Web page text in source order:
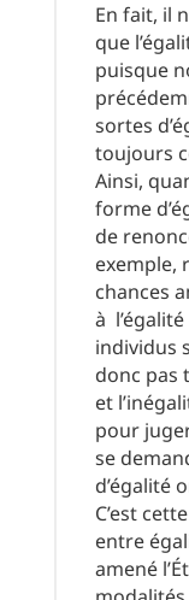
En fait, il
que
puisque
sortes
toujours
Ainsi,
forme
de
exemple,
chances
à
individus
donc pas
et
pour
se
d’égalité
C’est
entre
amené